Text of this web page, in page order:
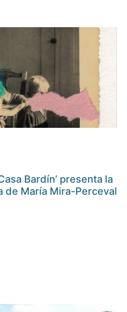
Bardín’ presenta la
de María Mira-Perceval